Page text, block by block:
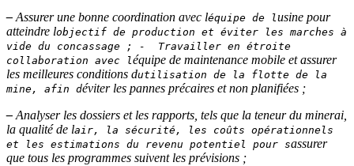
–Assurer une bonne coordination avec léquipe de lusine pour
atteindre lobjectif de production et éviter les marches à
vide du concassage ; - Travailler en étroite
collaboration avec léquipe de maintenance mobile et assurer
les meilleures conditions dutilisation de la flotte de la
mine, afin déviter les pannes précaires et non planifiées ;
–Analyser les dossiers et les rapports, tels que la teneur du minerai,
la qualité de lair, la sécurité, les coûts opérationnels
et les estimations du revenu potentiel pour sassurer
que tous les programmes suivent les prévisions ;